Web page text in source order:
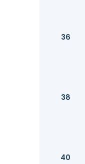
36
38
40